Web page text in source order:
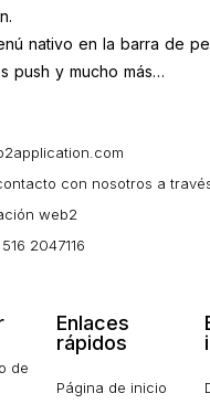
nativo en la barra de
push y mucho más…
con nosotros a
web2
2047116
de
Enlaces
rápidos
Página de inicio